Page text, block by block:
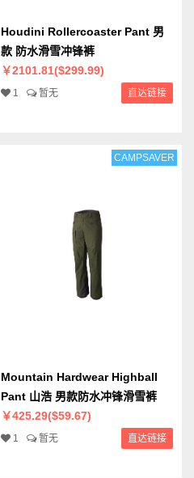
Houdini Rollercoaster Pant 男
款 防水滑雪冲锋裤
￥2101.81($299.99)
1 暂无 直达链接
CAMPSAVER
Mountain Hardwear Highball
Pant 山浩 男款防水冲锋滑雪裤
￥425.29($59.67)
1 暂无 直达链接